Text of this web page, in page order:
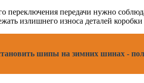
переключения передачи нужно
излишнего износа деталей
шипы на зимних шинах -